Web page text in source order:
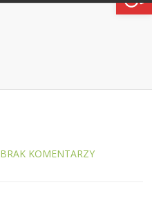
BRAK KOMENTARZY